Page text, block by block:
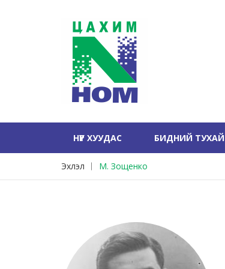
НҮҮР ХУУДАС БИДНИЙ ТУХАЙ
Эхлэл М. Зощенко